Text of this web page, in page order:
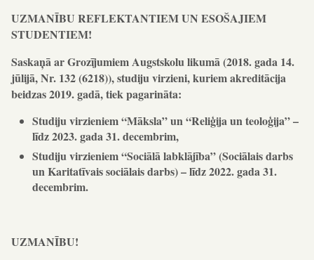
UZMANĪBU REFLEKTANTIEM UN ESOŠAJIEM
STUDENTIEM!
Saskaņā ar Grozījumiem Augstskolu likumā (2018. gada 14.
jūlijā, Nr. 132 (6218)), studiju virzieni, kuriem akreditācija
beidzas 2019. gadā, tiek pagarināta:
Studiju virzieniem “Māksla” un “Reliģija un teoloģija” –
līdz 2023. gada 31. decembrim,
Studiju virzieniem “Sociālā labklājība” (Sociālais darbs
un Karitatīvais sociālais darbs) – līdz 2022. gada 31.
decembrim.
UZMANĪBU!